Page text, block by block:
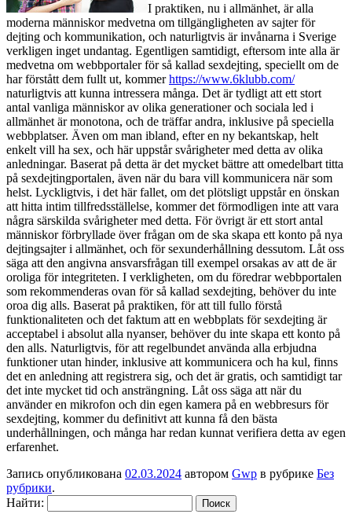
I praktiken, nu i allmänhet, är alla
moderna människor medvetna om tillgängligheten av sajter för
dejting och kommunikation, och naturligtvis är invånarna i Sverige
verkligen inget undantag. Egentligen samtidigt, eftersom inte alla är
medvetna om webbportaler för så kallad sexdejting, speciellt om de
har förstått dem fullt ut, kommerhttps://www.6klubb.com/
naturligtvis att kunna intressera många. Det är tydligt att ett stort
antal vanliga människor av olika generationer och sociala led i
allmänhet är monotona, och de träffar andra, inklusive på speciella
webbplatser. Även om man ibland, efter en ny bekantskap, helt
enkelt vill ha sex, och här uppstår svårigheter med detta av olika
anledningar. Baserat på detta är det mycket bättre att omedelbart titta
på sexdejtingportalen, även när du bara vill kommunicera när som
helst. Lyckligtvis, i det här fallet, om det plötsligt uppstår en önskan
att hitta intim tillfredsställelse, kommer det förmodligen inte att vara
några särskilda svårigheter med detta. För övrigt är ett stort antal
människor förbryllade över frågan om de ska skapa ett konto på nya
dejtingsajter i allmänhet, och för sexunderhållning dessutom. Låt oss
säga att den angivna ansvarsfrågan till exempel orsakas av att de är
oroliga för integriteten. I verkligheten, om du föredrar webbportalen
som rekommenderas ovan för så kallad sexdejting, behöver du inte
oroa dig alls. Baserat på praktiken, för att till fullo förstå
funktionaliteten och det faktum att en webbplats för sexdejting är
acceptabel i absolut alla nyanser, behöver du inte skapa ett konto på
den alls. Naturligtvis, för att regelbundet använda alla erbjudna
funktioner utan hinder, inklusive att kommunicera och ha kul, finns
det en anledning att registrera sig, och det är gratis, och samtidigt tar
det inte mycket tid och ansträngning. Låt oss säga att när du
använder en mikrofon och din egen kamera på en webbresurs för
sexdejting, kommer du definitivt att kunna få den bästa
underhållningen, och många har redan kunnat verifiera detta av egen
erfarenhet.
Запись опубликована 02.03.2024 автором Gwp в рубрике Без
рубрики.
Найти: